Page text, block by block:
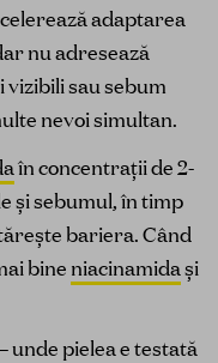
adaptarea
nu adresează
sau sebum
nevoi simultan.
în concentrații de 2-
și sebumul, în timp
bariera. Când
bine niacinamidași
pielea e testată